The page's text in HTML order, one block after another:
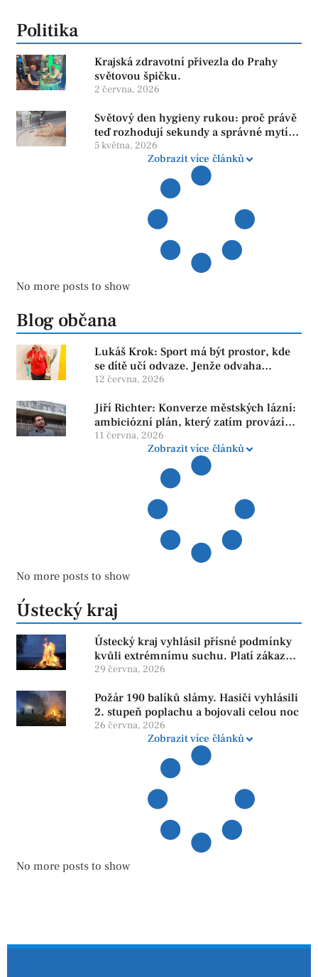
Politika
Krajská zdravotní přivezla do Prahy
světovou špičku.
2 června, 2026
Světový den hygieny rukou: proč právě
teď rozhodují sekundy a správné mytí
rukou
5 května, 2026
Zobrazit více článků
No more posts to show
Blog občana
Lukáš Krok: Sport má být prostor, kde
se dítě učí odvaze. Jenže odvaha
neroste tam, kde se bojí udělat chybu.
12 června, 2026
Jiří Richter: Konverze městských lázní:
ambiciózní plán, který zatím provází
více otazníků než jistot
11 června, 2026
Zobrazit více článků
No more posts to show
Ústecký kraj
Ústecký kraj vyhlásil přísné podmínky
kvůli extrémnímu suchu. Platí zákaz
ohňů i pyrotechniky
29 června, 2026
Požár 190 balíků slámy. Hasiči vyhlásili
2. stupeň poplachu a bojovali celou noc
26 června, 2026
Zobrazit více článků
No more posts to show